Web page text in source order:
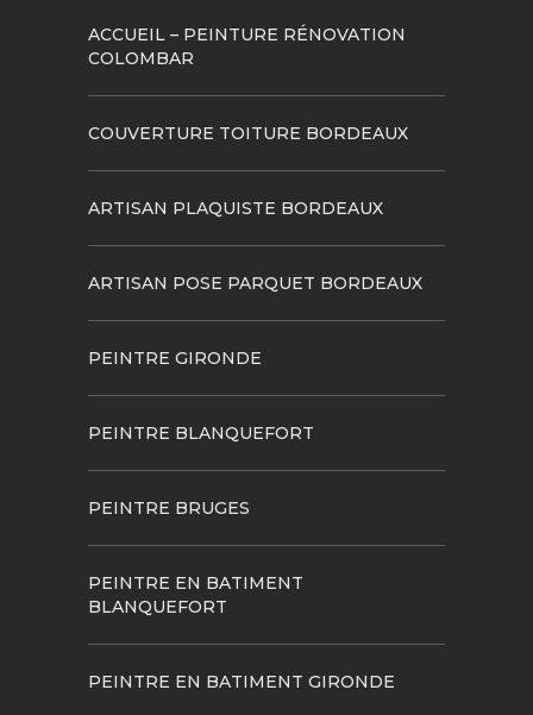
ACCUEIL – PEINTURE RÉNOVATION
COLOMBAR
COUVERTURE TOITURE BORDEAUX
ARTISAN PLAQUISTE BORDEAUX
ARTISAN POSE PARQUET BORDEAUX
PEINTRE GIRONDE
PEINTRE BLANQUEFORT
PEINTRE BRUGES
PEINTRE EN BATIMENT
BLANQUEFORT
PEINTRE EN BATIMENT GIRONDE